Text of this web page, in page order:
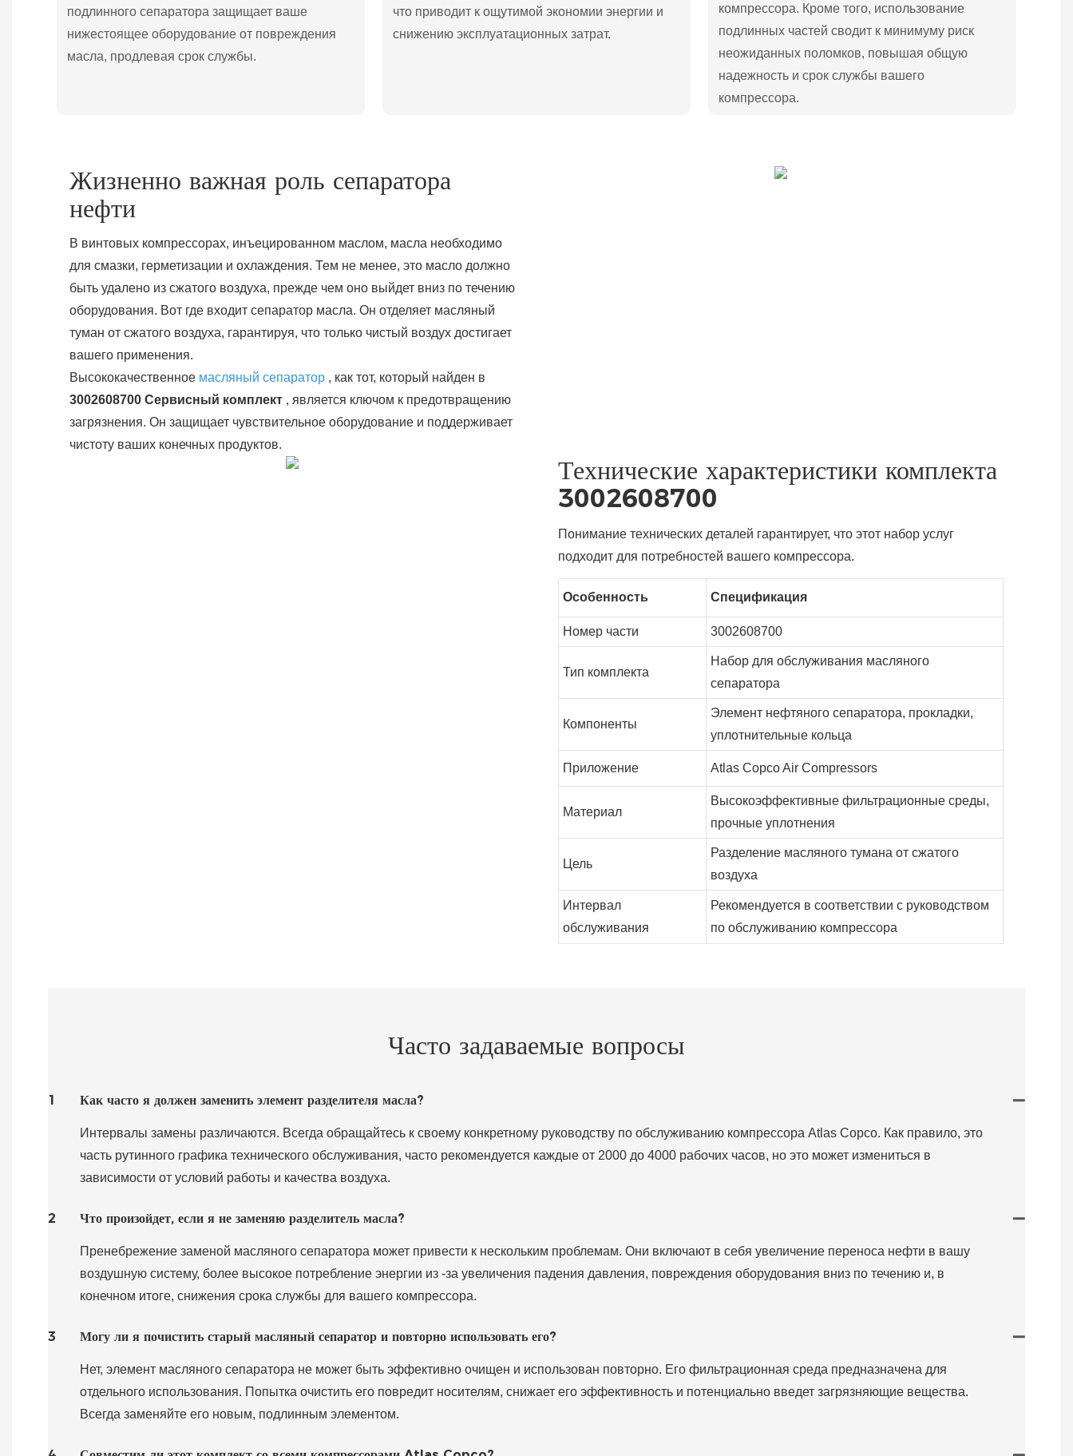
подлинного сепаратора защищает ваше
нижестоящее оборудование от повреждения
масла, продлевая срок службы.
что приводит к ощутимой экономии энергии и
снижению эксплуатационных затрат.
компрессора. Кроме того, использование
подлинных частей сводит к минимуму риск
неожиданных поломков, повышая общую
надежность и срок службы вашего
компрессора.
Жизненно важная роль сепаратора
нефти
В винтовых компрессорах, инъецированном маслом, масла необходимо
для смазки, герметизации и охлаждения. Тем не менее, это масло должно
быть удалено из сжатого воздуха, прежде чем оно выйдет вниз по течению
оборудования. Вот где входит сепаратор масла. Он отделяет масляный
туман от сжатого воздуха, гарантируя, что только чистый воздух достигает
вашего применения.
Высококачественное масляный сепаратор, как тот, который найден в
3002608700 Сервисный комплект , является ключом к предотвращению
загрязнения. Он защищает чувствительное оборудование и поддерживает
чистоту ваших конечных продуктов.
Технические характеристики комплекта
3002608700
Понимание технических деталей гарантирует, что этот набор услуг
подходит для потребностей вашего компрессора.
Особенность Спецификация
Номер части 3002608700
Тип комплекта
Набор для обслуживания масляного
сепаратора
Компоненты
Элемент нефтяного сепаратора, прокладки,
уплотнительные кольца
Приложение Atlas Copco Air Compressors
Материал
Высокоэффективные фильтрационные среды,
прочные уплотнения
Цель
Разделение масляного тумана от сжатого
воздуха
Интервал
обслуживания
Рекомендуется в соответствии с руководством
по обслуживанию компрессора
Часто задаваемые вопросы
1 Как часто я должен заменить элемент разделителя масла?
Интервалы замены различаются. Всегда обращайтесь к своему конкретному руководству по обслуживанию компрессора Atlas Copco. Как правило, это
часть рутинного графика технического обслуживания, часто рекомендуется каждые от 2000 до 4000 рабочих часов, но это может измениться в
зависимости от условий работы и качества воздуха.
2 Что произойдет, если я не заменяю разделитель масла?
Пренебрежение заменой масляного сепаратора может привести к нескольким проблемам. Они включают в себя увеличение переноса нефти в вашу
воздушную систему, более высокое потребление энергии из -за увеличения падения давления, повреждения оборудования вниз по течению и, в
конечном итоге, снижения срока службы для вашего компрессора.
3 Могу ли я почистить старый масляный сепаратор и повторно использовать его?
Нет, элемент масляного сепаратора не может быть эффективно очищен и использован повторно. Его фильтрационная среда предназначена для
отдельного использования. Попытка очистить его повредит носителям, снижает его эффективность и потенциально введет загрязняющие вещества.
Всегда заменяйте его новым, подлинным элементом.